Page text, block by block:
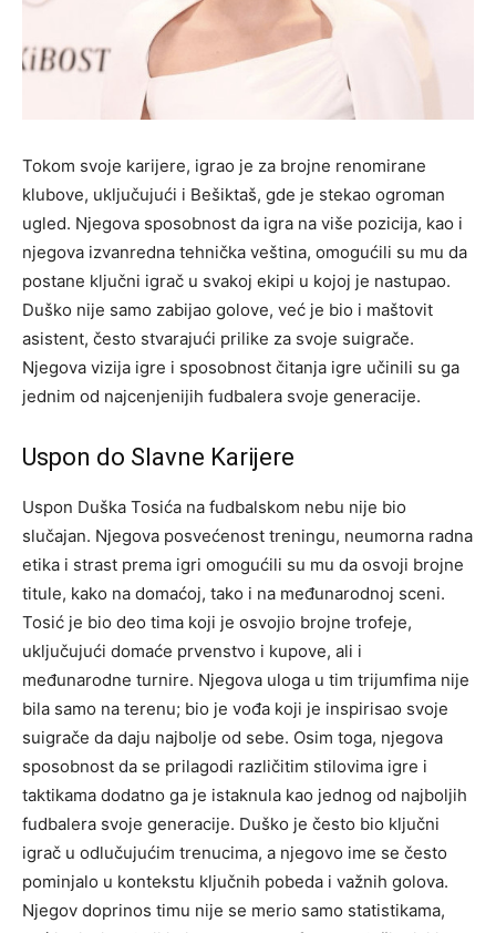
Tokom svoje karijere, igrao je za brojne renomirane
klubove, uključujući i Bešiktaš, gde je stekao ogroman
ugled. Njegova sposobnost da igra na više pozicija, kao i
njegova izvanredna tehnička veština, omogućili su mu da
postane ključni igrač u svakoj ekipi u kojoj je nastupao.
Duško nije samo zabijao golove, već je bio i maštovit
asistent, često stvarajući prilike za svoje suigrače.
Njegova vizija igre i sposobnost čitanja igre učinili su ga
jednim od najcenjenijih fudbalera svoje generacije.
Uspon do Slavne Karijere
Uspon Duška Tosića na fudbalskom nebu nije bio
slučajan. Njegova posvećenost treningu, neumorna radna
etika i strast prema igri omogućili su mu da osvoji brojne
titule, kako na domaćoj, tako i na međunarodnoj sceni.
Tosić je bio deo tima koji je osvojio brojne trofeje,
uključujući domaće prvenstvo i kupove, ali i
međunarodne turnire. Njegova uloga u tim trijumfima nije
bila samo na terenu; bio je vođa koji je inspirisao svoje
suigrače da daju najbolje od sebe. Osim toga, njegova
sposobnost da se prilagodi različitim stilovima igre i
taktikama dodatno ga je istaknula kao jednog od najboljih
fudbalera svoje generacije. Duško je često bio ključni
igrač u odlučujućim trenucima, a njegovo ime se često
pominjalo u kontekstu ključnih pobeda i važnih golova.
Njegov doprinos timu nije se merio samo statistikama,